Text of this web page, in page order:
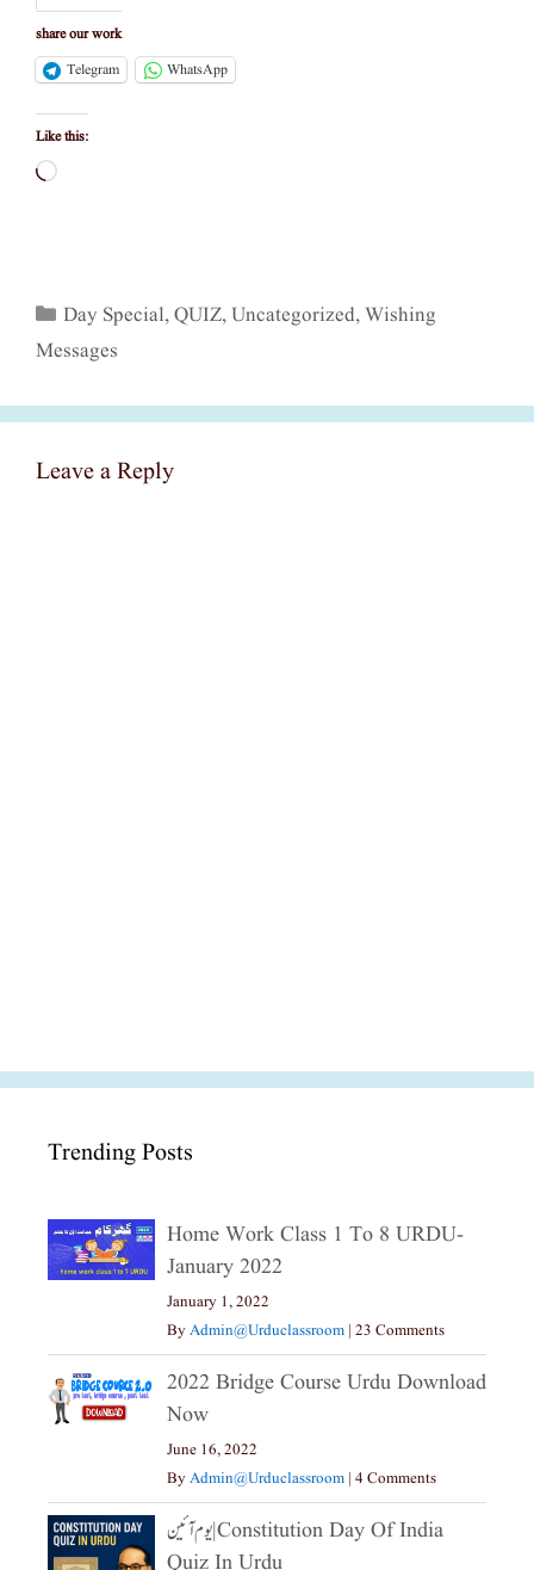
share our work
Telegram
WhatsApp
Like this:
Loading…
Categories
Day Special,QUIZ,Uncategorized,Wishing
Messages
Leave a Reply
Trending Posts
Home Work Class 1 To 8 URDU-
January 2022
January 1, 2022
ByAdmin@urduclassroom | 23 Comments
2022 Bridge Course Urdu Download
Now
June 16, 2022
ByAdmin@urduclassroom | 4 Comments
یوم آئین|constitution Day Of India
Quiz In Urdu